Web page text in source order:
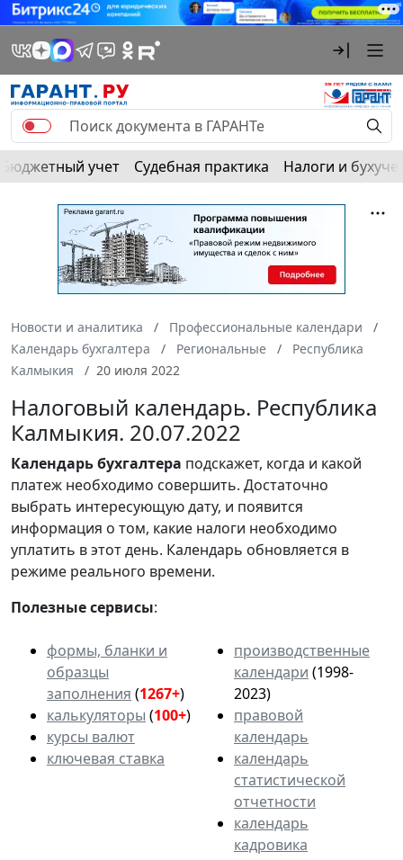
Бюджетный учет Судебная практика Налоги и
Новости и аналитика
Профессиональные календари
Календарь бухгалтера
Региональные
Республика
Калмыкия
20 июля 2022
Налоговый календарь. Республика
Калмыкия. 20.07.2022
Календарьбухгалтера подскажет, когда и какой
платеж необходимо совершить. Достаточно
выбрать интересующую дату, и появится
информация о том, какие налоги необходимо
уплатить в этот день. Календарь обновляется в
режиме реального времени.
Полезные сервисы:
формы, бланки и
образцы
заполнения (1267+)
калькуляторы (100+)
курсы валют
ключевая ставка
производственные
календари (1998-
2023)
правовой
календарь
календарь
статистической
отчетности
календарь
кадровика